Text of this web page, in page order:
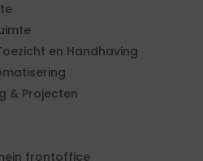
en Handhaving
& Projecten
frontoffice